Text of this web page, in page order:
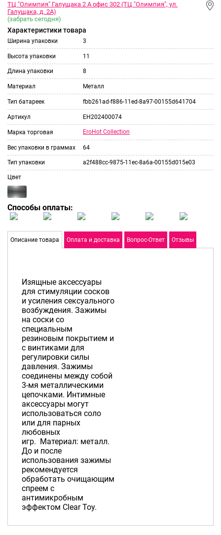
ТЦ "Олимпия" Галущака 2 А офис 302 (ТЦ "Олимпия", ул.
Галущака, д. 2А)
(забрать сегодня)
Характеристики товара
Ширина упаковки 3
Высота упаковки 11
Длина упаковки 8
Материал Металл
Тип батареек fbb261ad-f886-11ed-8a97-00155d641704
Артикул EH202400074
Марка торговая EroHot Collection
Вес упаковки в граммах 64
Тип упаковки a2f488cc-9875-11ec-8a6a-00155d015e03
Цвет
Способы оплаты:
Описание товара Оплата и доставка Вопрос-Ответ Отзывы
Изящные аксессуары
для стимуляции сосков
и усиления сексуального
возбуждения. Зажимы
на соски со
специальным
резиновым покрытием и
с винтиками для
регулировки силы
давления. Зажимы
соединены между собой
3-мя металлическими
цепочками. Интимные
аксессуары могут
использоваться соло
или для парных
любовных
игр. Материал: металл.
До и после
использования зажимы
рекомендуется
обработать очищающим
спреем с
антимикробным
эффектом Clear Toy.